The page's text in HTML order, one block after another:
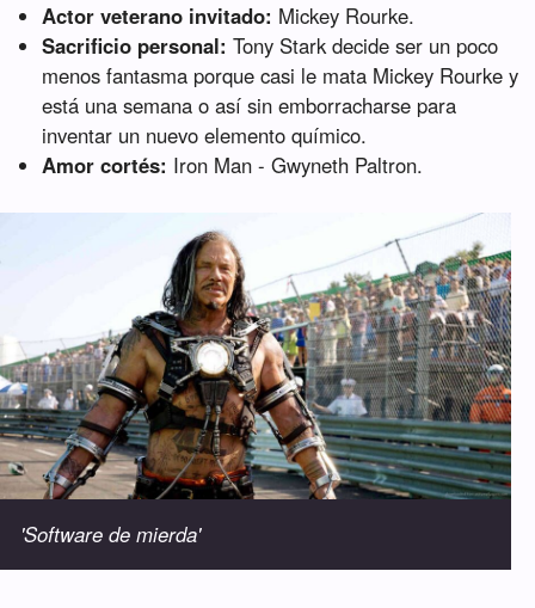
Actor veterano invitado: Mickey Rourke.
Sacrificio personal: Tony Stark decide ser un poco
menos fantasma porque casi le mata Mickey Rourke y
está una semana o así sin emborracharse para
inventar un nuevo elemento químico.
Amor cortés: Iron Man - Gwyneth Paltron.
'Software de mierda'